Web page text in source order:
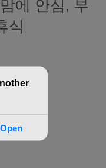
에 안심, 부
식